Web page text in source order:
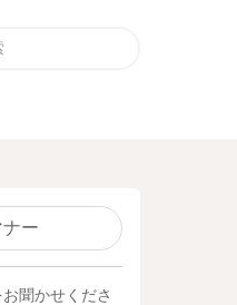
ー
聞かせくださ